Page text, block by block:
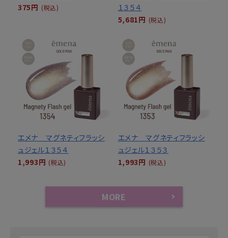
375円 (税込)
１３５４
5,681円 (税込)
エメナ マグネティフラッシ
ュジェル１３５４
1,993円 (税込)
エメナ マグネティフラッシ
ュジェル１３５３
1,993円 (税込)
MORE